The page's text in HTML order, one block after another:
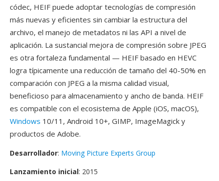
códec, HEIF puede adoptar tecnologías de compresión
más nuevas y eficientes sin cambiar la estructura del
archivo, el manejo de metadatos ni las API a nivel de
aplicación. La sustancial mejora de compresión sobre JPEG
es otra fortaleza fundamental — HEIF basado en HEVC
logra típicamente una reducción de tamaño del 40-50% en
comparación con JPEG a la misma calidad visual,
beneficioso para almacenamiento y ancho de banda. HEIF
es compatible con el ecosistema de Apple (iOS, macOS),
Windows 10/11, Android 10+, GIMP, ImageMagick y
productos de Adobe.
Desarrollador: Moving Picture Experts Group
Lanzamiento inicial: 2015